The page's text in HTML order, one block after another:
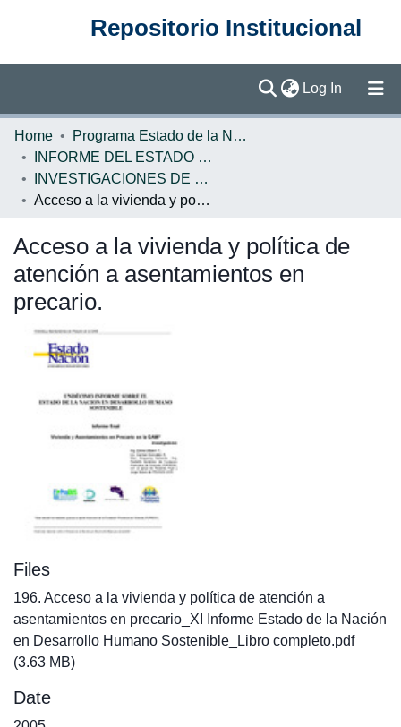
Repositorio Institucional
Log In (current)
Communities & Collections
Statistics
Home
Programa Estado de la Nación (PEN)
INFORME DEL ESTADO DE LA NACION
INVESTIGACIONES DE BASE EN
Acceso a la vivienda y política de atención a asentamientos en precario.
Acceso a la vivienda y política de
atención a asentamientos en
precario.
Files
196. Acceso a la vivienda y política de atención a
asentamientos en precario_XI Informe Estado de la Nación
en Desarrollo Humano Sostenible_Libro completo.pdf
(3.63 MB)
Date